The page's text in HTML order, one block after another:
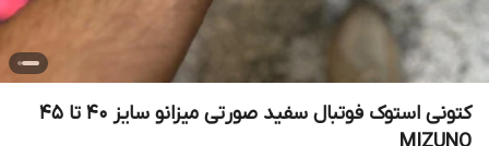
کتونی استوک فوتبال سفید صورتی میزانو سایز 40 تا 45